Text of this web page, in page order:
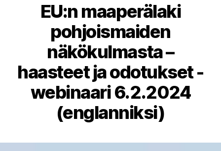
EU:n maaperälaki
pohjoismaiden
näkökulmasta –
haasteet ja odotukset -
webinaari 6.2.2024
(englanniksi)